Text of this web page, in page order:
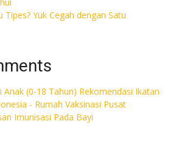
Yuk Cegah dengan Satu
Anak (0-18 Tahun) Rekomendasi Ikatan
- Rumah Vaksinasi Pusat
Imunisasi Pada Bayi